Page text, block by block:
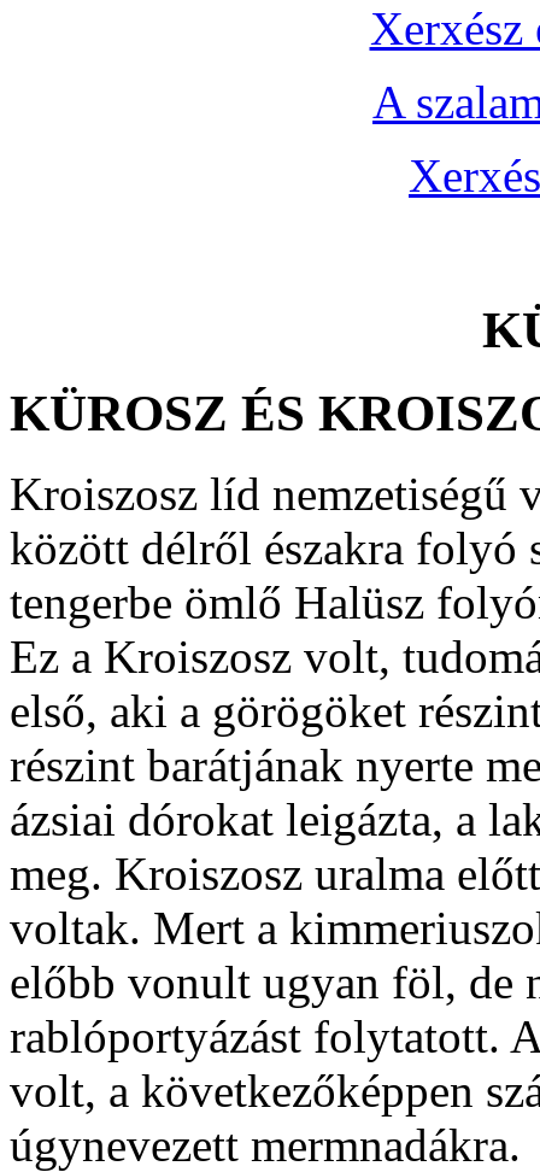
Xerxész
A
KÜROSZ ÉS
Kroiszosz líd nemzetiségű
között délről északra folyó
tengerbe ömlő Halüsz
Ez a Kroiszosz volt,
első, aki a görögöket
részint barátjának nyerte
ázsiai dórokat leigázta, a
meg. Kroiszosz uralma
voltak. Mert a
előbb vonult ugyan föl, de
rablóportyázást folytatott.
volt, a következőképpen
úgynevezett mermnadákra.